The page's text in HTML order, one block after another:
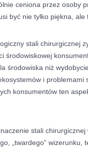
ceniona przez osoby
być nie tylko piękna, ale
stali chirurgicznej
środowiskowej
środowiska niż
i problemami
konsumentów ten
stali
„twardego” wizerunku,